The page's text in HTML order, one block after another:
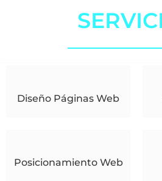
Diseño Páginas Web
Posicionamiento Web